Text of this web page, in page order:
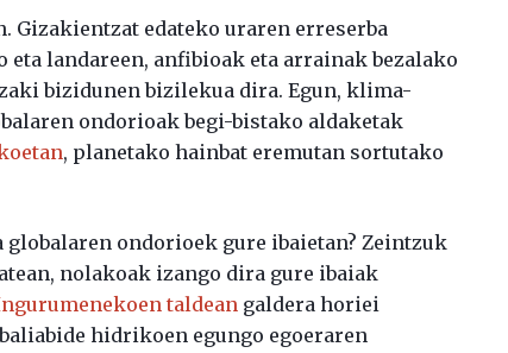
edateko uraren erreserba
landareen, anfibioak eta arrainak bezalako
bizidunen bizilekua dira. Egun, klima-
ondorioak begi-bistako aldaketak
, planetako hainbat eremutan sortutako
ondorioek gure ibaietan? Zeintzuk
nolakoak izango dira gure ibaiak
taldean galdera horiei
hidrikoen egungo egoeraren